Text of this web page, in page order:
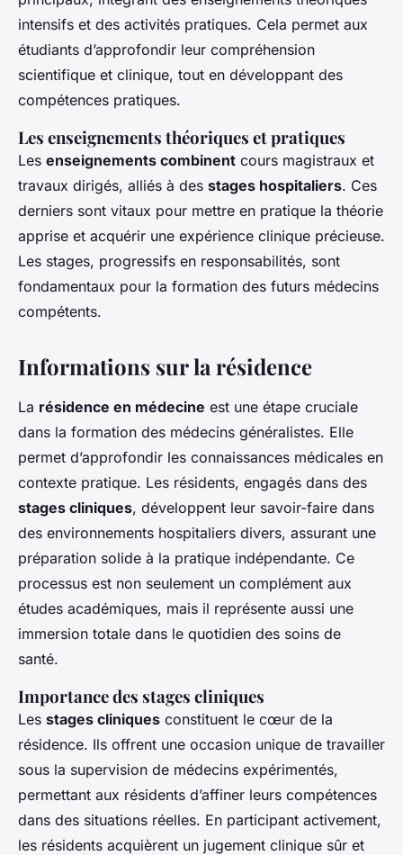
intensifs et des activités pratiques. Cela permet aux
étudiants d’approfondir leur compréhension
scientifique et clinique, tout en développant des
compétences pratiques.
Les enseignements théoriques et pratiques
Les enseignements combinent cours magistraux et
travaux dirigés, alliés à des stages hospitaliers. Ces
derniers sont vitaux pour mettre en pratique la théorie
apprise et acquérir une expérience clinique précieuse.
Les stages, progressifs en responsabilités, sont
fondamentaux pour la formation des futurs médecins
compétents.
Informations sur la résidence
La résidence en médecine est une étape cruciale
dans la formation des médecins généralistes. Elle
permet d’approfondir les connaissances médicales en
contexte pratique. Les résidents, engagés dans des
stages cliniques, développent leur savoir-faire dans
des environnements hospitaliers divers, assurant une
préparation solide à la pratique indépendante. Ce
processus est non seulement un complément aux
études académiques, mais il représente aussi une
immersion totale dans le quotidien des soins de
santé.
Importance des stages cliniques
Les stages cliniques constituent le cœur de la
résidence. Ils offrent une occasion unique de travailler
sous la supervision de médecins expérimentés,
permettant aux résidents d’affiner leurs compétences
dans des situations réelles. En participant activement,
les résidents acquièrent un jugement clinique sûr et